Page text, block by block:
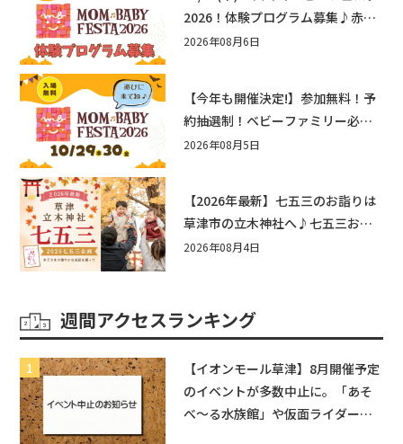
2026！体験プログラム募集♪赤ち
ゃん向けイベントに出演しません
2026年08月6日
【今年も開催決定!】参加無料！予
約抽選制！ベビーファミリー必見
☆入場無料☆10/29(木)30(金)ママ
2026年08月5日
【2026年最新】七五三のお詣りは
草津市の立木神社へ♪七五三お祝
い企画をご紹介！
2026年08月4日
週間アクセスランキング
【イオンモール草津】8月開催予定
のイベントが多数中止に。「あそ
べ〜る水族館」や仮面ライダーシ